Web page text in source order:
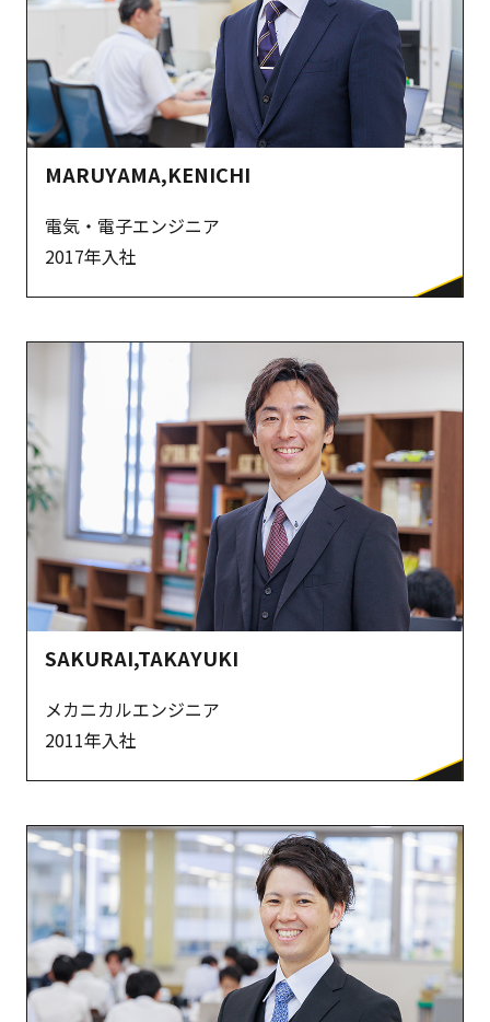
MARUYAMA,KENICHI
電気・電子エンジニア
2017年入社
SAKURAI,TAKAYUKI
メカニカルエンジニア
2011年入社